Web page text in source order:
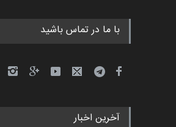
با ما در تماس باشید
آخرین اخبار